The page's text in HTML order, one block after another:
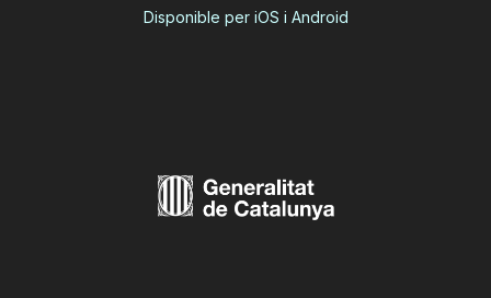
Disponible per iOS i Android